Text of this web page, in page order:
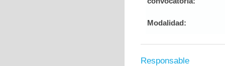
Modalidad:
Responsable